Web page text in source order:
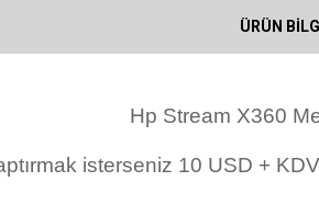
ÜRÜN
Hp Stream X360
isterseniz 10 USD +